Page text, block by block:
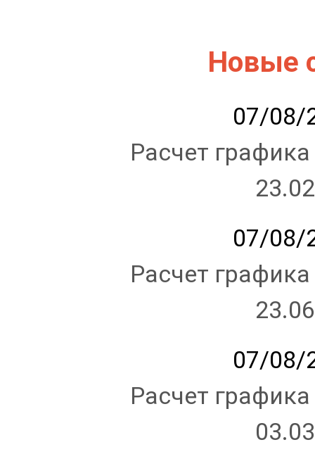
Новые
07/08/
Расчет
07/08/
Расчет
07/08/
Расчет